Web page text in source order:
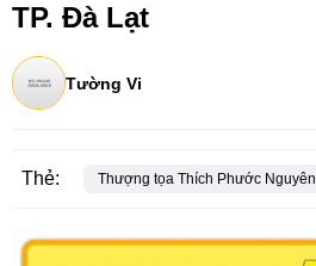
TP. Đà Lạt
Tường Vi
Thẻ: Thượng tọa Thích Phước Nguyên